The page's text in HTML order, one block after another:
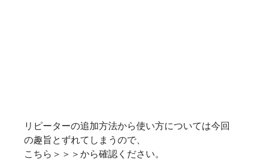
リピーターの追加方法から使い方については今回
の趣旨とずれてしまうので、
こちら＞＞＞ から確認ください。